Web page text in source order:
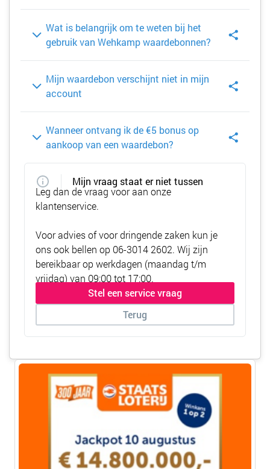
Wat is belangrijk om te weten bij het
gebruik van Wehkamp waardebonnen?
Mijn waardebon verschijnt niet in mijn
account
Wanneer ontvang ik de €5 bonus op
aankoop van een waardebon?
Mijn vraag staat er niet tussen
Leg dan de vraag voor aan onze
klantenservice.
Voor advies of voor dringende zaken kun je
ons ook bellen op 06-3014 2602. Wij zijn
bereikbaar op werkdagen (maandag t/m
vrijdag) van 09:00 tot 17:00.
Stel een service vraag
Terug